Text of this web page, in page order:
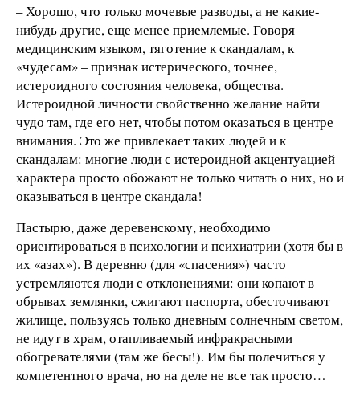
– Хорошо, что только мочевые разводы, а не какие-
нибудь другие, еще менее приемлемые. Говоря
медицинским языком, тяготение к скандалам, к
«чудесам» – признак истерического, точнее,
истероидного состояния человека, общества.
Истероидной личности свойственно желание найти
чудо там, где его нет, чтобы потом оказаться в центре
внимания. Это же привлекает таких людей и к
скандалам: многие люди с истероидной акцентуацией
характера просто обожают не только читать о них, но и
оказываться в центре скандала!
Пастырю, даже деревенскому, необходимо
ориентироваться в психологии и психиатрии (хотя бы в
их «азах»). В деревню (для «спасения») часто
устремляются люди с отклонениями: они копают в
обрывах землянки, сжигают паспорта, обесточивают
жилище, пользуясь только дневным солнечным светом,
не идут в храм, отапливаемый инфракрасными
обогревателями (там же бесы!). Им бы полечиться у
компетентного врача, но на деле не все так просто…